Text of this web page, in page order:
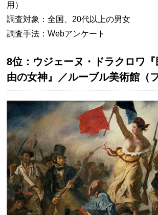
用）
調査対象：全国、20代以上の男女
調査手法：Webアンケート
8位：ウジェーヌ・ドラクロワ
由の女神』／ルーブル美術館（